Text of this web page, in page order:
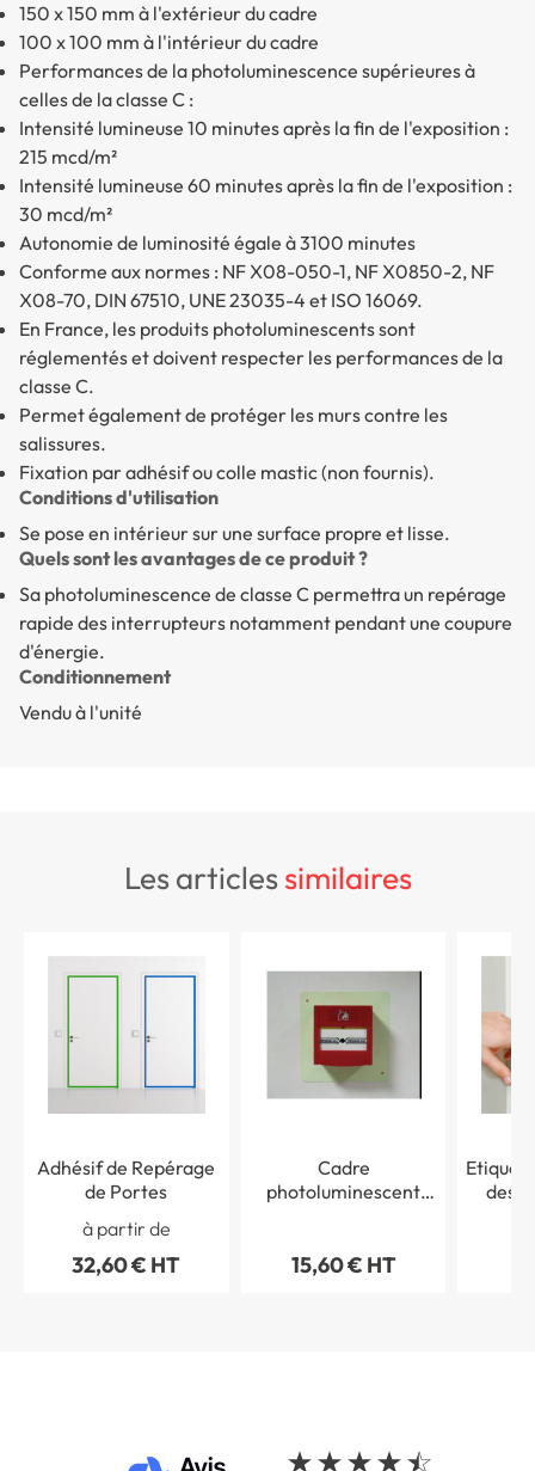
150 x 150 mm à l'extérieur du cadre
100 x 100 mm à l'intérieur du cadre
Performances de la photoluminescence supérieures à
celles de la classe C :
Intensité lumineuse 10 minutes après la fin de l'exposition :
215 mcd/m²
Intensité lumineuse 60 minutes après la fin de l'exposition :
30 mcd/m²
Autonomie de luminosité égale à 3100 minutes
Conforme aux normes : NF X08-050-1, NF X0850-2, NF
X08-70, DIN 67510, UNE 23035-4 et ISO 16069.
En France, les produits photoluminescents sont
réglementés et doivent respecter les performances de la
classe C.
Permet également de protéger les murs contre les
salissures.
Fixation par adhésif ou colle mastic (non fournis).
Conditions d'utilisation
Se pose en intérieur sur une surface propre et lisse.
Quels sont les avantages de ce produit ?
Sa photoluminescence de classe C permettra un repérage
rapide des interrupteurs notamment pendant une coupure
d'énergie.
Conditionnement
Vendu à l'unité
les articlessimilaires
Adhésif de Repérage
de Portes
à partir de
32,60 € HT
Cadre
photoluminescent
15,60 € HT
des